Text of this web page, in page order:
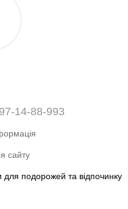
14-88-993
сайту
для подорожей та відпочинку